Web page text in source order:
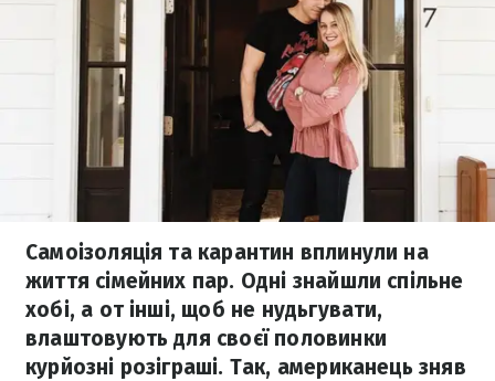
Самоізоляція та карантин вплинули на
життя сімейних пар. Одні знайшли спільне
хобі, а от інші, щоб не нудьгувати,
влаштовують для своєї половинки
курйозні розіграші. Так, американець зняв